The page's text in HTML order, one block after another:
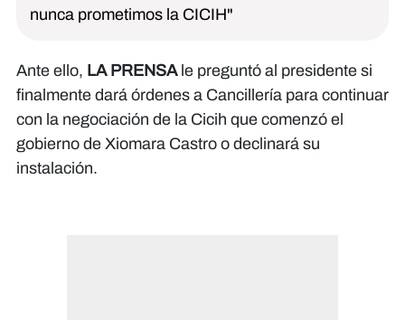
nunca prometimos la CICIH"
Ante ello, LA PRENSA le preguntó al presidente si
finalmente dará órdenes a Cancillería para continuar
con la negociación de la Cicih que comenzó el
gobierno de Xiomara Castro o declinará su
instalación.